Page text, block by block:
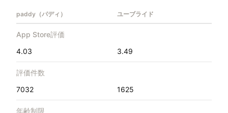
paddy（パディ） ユーブライド
App Store評価
4.03
3.49
評価件数
7032
1625
年齢制限